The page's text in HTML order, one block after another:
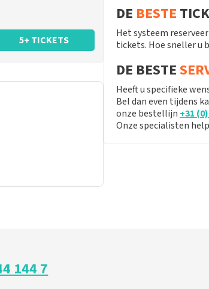
5+ TICKETS
DE BESTE
Het systeem
tickets. Hoe sneller u
DE BESTE
Heeft u specifieke
Bel dan even tijdens
onze bestellijn +31
Onze specialisten
144 7